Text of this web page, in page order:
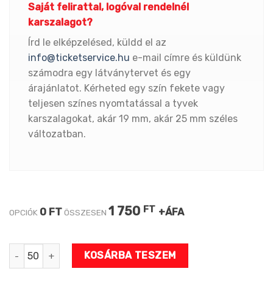
Saját felirattal, logóval rendelnél
karszalagot?
Írd le elképzelésed, küldd el az
info@ticketservice.hu e-mail címre és küldünk
számodra egy látványtervet és egy
árajánlatot. Kérheted egy szín fekete vagy
teljesen színes nyomtatással a tyvek
karszalagokat, akár 19 mm, akár 25 mm széles
változatban.
OPCIÓK 0 FTÖSSZESEN 1 750 FT +ÁFA
Boldog Karácsonyt mintás karszalag mennyiség
KOSÁRBA TESZEM